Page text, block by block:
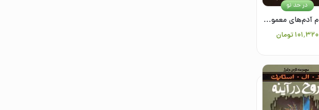
هجوم آدم‌های معمولی(خیابان وحشت 7)
۱۰۱٬۳۲۰ تومان
در حد نو